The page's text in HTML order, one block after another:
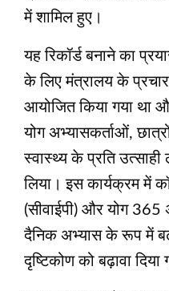
में शामिल हुए।
यह रिकॉर्ड बनाने का
के लिए मंत्रालय के
आयोजित किया गया था
योग अभ्यासकर्ताओं,
स्वास्थ्य के प्रति
लिया। इस कार्यक्रम में
(सीवाईपी) और योग 365
दैनिक अभ्यास के रूप में
दृष्टिकोण को बढ़ावा दिया